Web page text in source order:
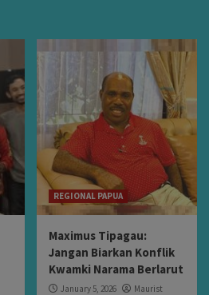
REGIONAL PAPUA
Maximus Tipagau:
Jangan Biarkan Konflik
Kwamki Narama Berlarut
January 5, 2026 Maurist